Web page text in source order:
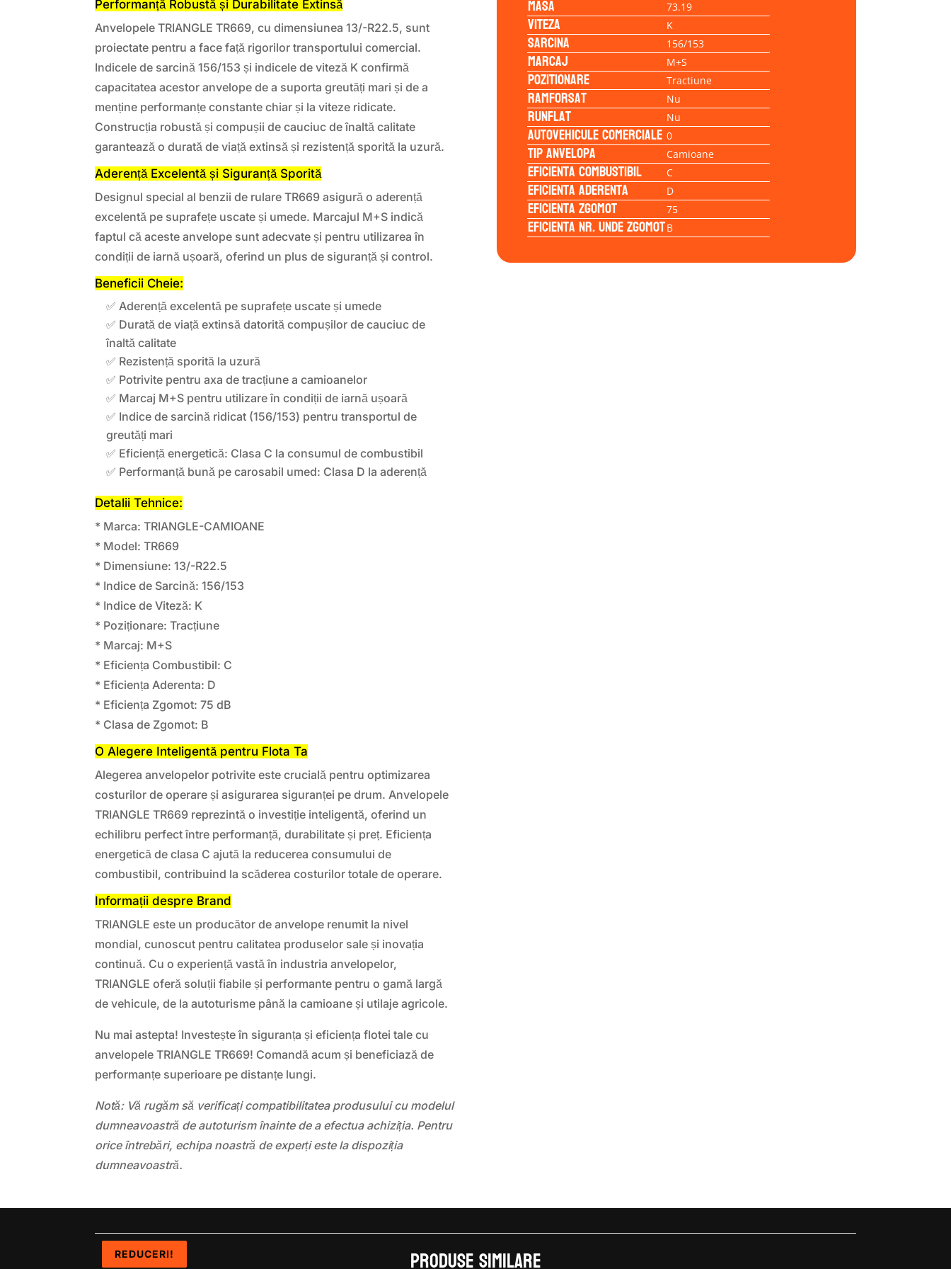
Performanță Robustă și Durabilitate Extinsă
Anvelopele TRIANGLE TR669, cu dimensiunea 13/-R22.5, sunt
proiectate pentru a face față rigorilor transportului comercial.
Indicele de sarcină 156/153 și indicele de viteză K confirmă
capacitatea acestor anvelope de a suporta greutăți mari și de a
menține performanțe constante chiar și la viteze ridicate.
Construcția robustă și compușii de cauciuc de înaltă calitate
garantează o durată de viață extinsă și rezistență sporită la uzură.
Aderență Excelentă și Siguranță Sporită
Designul special al benzii de rulare TR669 asigură o aderență
excelentă pe suprafețe uscate și umede. Marcajul M+S indică
faptul că aceste anvelope sunt adecvate și pentru utilizarea în
condiții de iarnă ușoară, oferind un plus de siguranță și control.
Beneficii Cheie:
✅ Aderență excelentă pe suprafețe uscate și umede
✅ Durată de viață extinsă datorită compușilor de cauciuc de
înaltă calitate
✅ Rezistență sporită la uzură
✅ Potrivite pentru axa de tracțiune a camioanelor
✅ Marcaj M+S pentru utilizare în condiții de iarnă ușoară
✅ Indice de sarcină ridicat (156/153) pentru transportul de
greutăți mari
✅ Eficiență energetică: Clasa C la consumul de combustibil
✅ Performanță bună pe carosabil umed: Clasa D la aderență
Detalii Tehnice:
* Marca: TRIANGLE-CAMIOANE
* Model: TR669
* Dimensiune: 13/-R22.5
* Indice de Sarcină: 156/153
* Indice de Viteză: K
* Poziționare: Tracțiune
* Marcaj: M+S
* Eficiența Combustibil: C
* Eficiența Aderenta: D
* Eficiența Zgomot: 75 dB
* Clasa de Zgomot: B
O Alegere Inteligentă pentru Flota Ta
Alegerea anvelopelor potrivite este crucială pentru optimizarea
costurilor de operare și asigurarea siguranței pe drum. Anvelopele
TRIANGLE TR669 reprezintă o investiție inteligentă, oferind un
echilibru perfect între performanță, durabilitate și preț. Eficiența
energetică de clasa C ajută la reducerea consumului de
combustibil, contribuind la scăderea costurilor totale de operare.
Informații despre Brand
TRIANGLE este un producător de anvelope renumit la nivel
mondial, cunoscut pentru calitatea produselor sale și inovația
continuă. Cu o experiență vastă în industria anvelopelor,
TRIANGLE oferă soluții fiabile și performante pentru o gamă largă
de vehicule, de la autoturisme până la camioane și utilaje agricole.
Nu mai astepta! Investește în siguranța și eficiența flotei tale cu
anvelopele TRIANGLE TR669! Comandă acum și beneficiază de
performanțe superioare pe distanțe lungi.
Notă: Vă rugăm să verificați compatibilitatea produsului cu modelul
dumneavoastră de autoturism înainte de a efectua achiziția. Pentru
orice întrebări, echipa noastră de experți este la dispoziția
dumneavoastră.
Masa 73.19
Viteza K
Sarcina 156/153
Marcaj M+S
Pozitionare Tractiune
Ramforsat Nu
Runflat Nu
Autovehicule comerciale 0
Tip anvelopa Camioane
Eficienta Combustibil C
Eficienta Aderenta D
Eficienta Zgomot 75
Eficienta Nr. Unde ZgomotB
Produse similare
REDUCERI!
REDUCERI!
REDUCERI!
REDUCERI!